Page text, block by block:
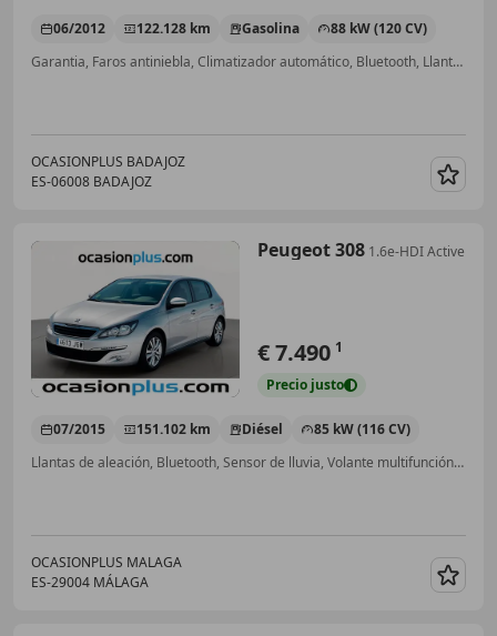
06/2012 122.128 km Gasolina
88 kW (120 CV)
Garantia, Faros antiniebla, Climatizador automático, Bluetooth, Llantas de aleación, ABS, ESP, Airbag acompañante
OCASIONPLUS BADAJOZ
ES-06008 BADAJOZ
Peugeot 308 1.6e-HDI Active
€ 7.490 1
Precio justo
07/2015 151.102 km Diésel
85 kW (116 CV)
Llantas de aleación, Bluetooth, Sensor de lluvia, Volante multifunción, Elevalunas eléctrico, Control de tracción, USB, Start/Stop automático
OCASIONPLUS MALAGA
ES-29004 MÁLAGA